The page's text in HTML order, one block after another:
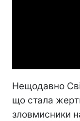
Нещодавно
що стала
зловмисники